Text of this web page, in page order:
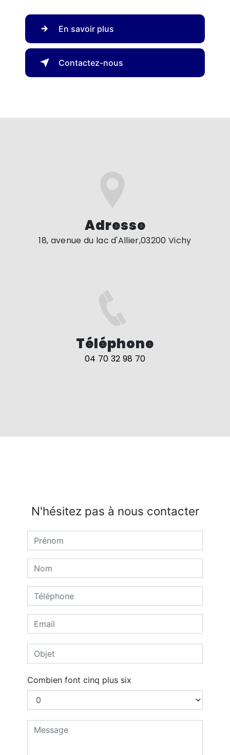
En savoir plus
Contactez-nous
Adresse
18, avenue du lac d'Allier,03200 Vichy
Téléphone
04 70 32 98 70
N'hésitez pas à nous contacter
Combien font cinq plus six